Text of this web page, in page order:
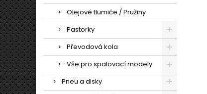
Olejové tlumiče / Pružiny
Pastorky
Převodová kola
Vše pro spalovací modely
Pneu a disky